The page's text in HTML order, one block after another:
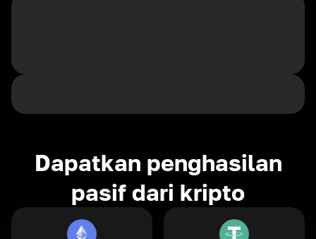
Dapatkan penghasilan
pasif dari kripto